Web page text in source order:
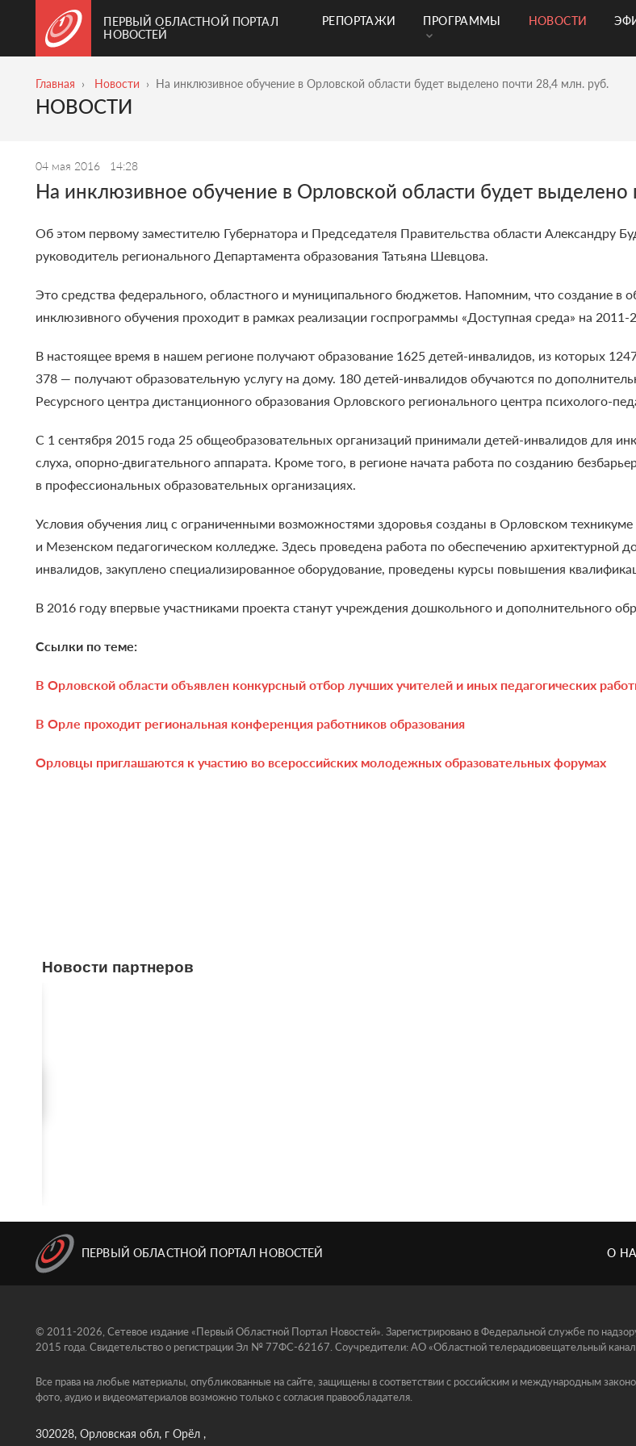
ПЕРВЫЙ ОБЛАСТНОЙ ПОРТАЛ
НОВОСТЕЙ
РЕПОРТАЖИ ПРОГРАММЫ НОВОСТИ
Главная Новости На инклюзивное обучение в Орловской области будет выделено почти 28,4 млн. руб.
НОВОСТИ
04 мая 2016 14:28
На инклюзивное обучение в Орловской области будет выделено
Об этом первому заместителю Губернатора и Председателя Правительства области Александру
руководитель регионального Департамента образования Татьяна Шевцова.
Это средства федерального, областного и муниципального бюджетов. Напомним, что создание в
инклюзивного обучения проходит в рамках реализации госпрограммы «Доступная среда» на 2011-
В настоящее время в нашем регионе получают образование 1625 детей-инвалидов, из которых
378 — получают образовательную услугу на дому. 180 детей-инвалидов обучаются по
Ресурсного центра дистанционного образования Орловского регионального центра психолого-
С 1 сентября 2015 года 25 общеобразовательных организаций принимали детей-инвалидов для
слуха, опорно-двигательного аппарата. Кроме того, в регионе начата работа по созданию
в профессиональных образовательных организациях.
Условия обучения лиц с ограниченными возможностями здоровья созданы в Орловском
и Мезенском педагогическом колледже. Здесь проведена работа по обеспечению архитектурной
инвалидов, закуплено специализированное оборудование, проведены курсы повышения
В 2016 году впервые участниками проекта станут учреждения дошкольного и дополнительного
Ссылки по теме:
В Орловской области объявлен конкурсный отбор лучших учителей и иных педагогических
В Орле проходит региональная конференция работников образования
Орловцы приглашаются к участию во всероссийских молодежных образовательных форумах
Новости партнеров
ПЕРВЫЙ ОБЛАСТНОЙ ПОРТАЛ НОВОСТЕЙ О
© 2011-2026, Сетевое издание «Первый Областной Портал Новостей». Зарегистрировано в Федеральной службе по
2015 года. Свидетельство о регистрации Эл № 77ФС-62167. Соучредители: АО «Областной телерадиовещательный
Все права на любые материалы, опубликованные на сайте, защищены в соответствии с российским и международным
фото, аудио и видеоматериалов возможно только с согласия правообладателя.
302028, Орловская обл, г Орёл ,